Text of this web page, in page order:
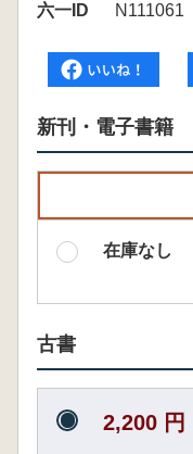
六一ID
N111061
新刊・電子書籍
在庫なし
古書
2,200 円